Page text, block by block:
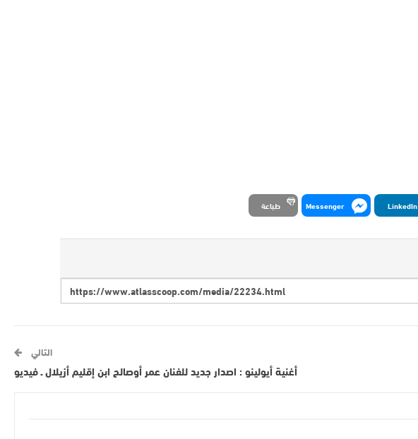
LinkedIn
Messenger طباعة
التالي
أغنية أيولينو : اصدار جديد للفنان عمر أوصالح ابن إقليم أزيلال ـ فيديو